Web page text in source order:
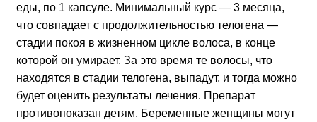
еды, по 1 капсуле. Минимальный курс — 3 месяца,
что совпадает с продолжительностью телогена —
стадии покоя в жизненном цикле волоса, в конце
которой он умирает. За это время те волосы, что
находятся в стадии телогена, выпадут, и тогда можно
будет оценить результаты лечения. Препарат
противопоказан детям. Беременные женщины могут